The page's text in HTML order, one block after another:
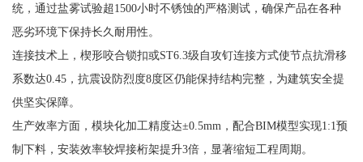
统，通过盐雾试验超1500小时不锈蚀的严格测试，确保产品在各种
恶劣环境下保持长久耐用性。
连接技术上，楔形咬合锁扣或ST6.3级自攻钉连接方式使节点抗滑移
系数达0.45，抗震设防烈度8度区仍能保持结构完整，为建筑安全提
供坚实保障。
生产效率方面，模块化加工精度达±0.5mm，配合BIM模型实现1:1预
制下料，安装效率较焊接桁架提升3倍，显著缩短工程周期。